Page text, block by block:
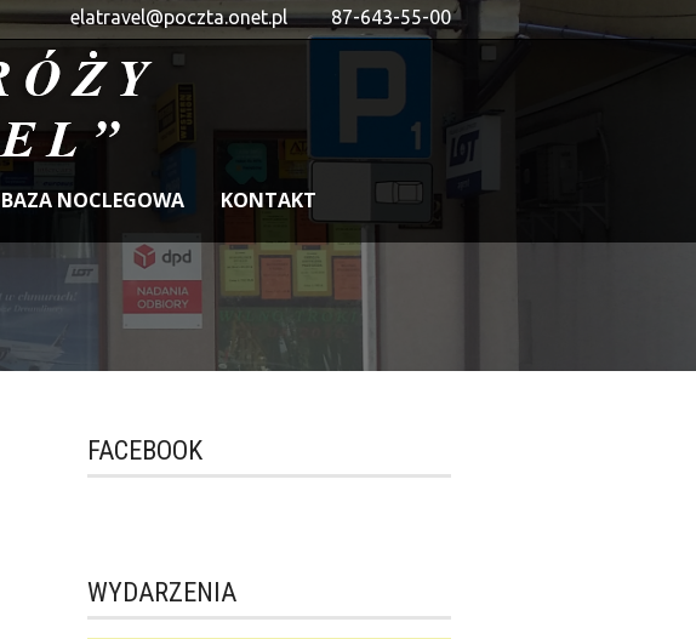
elatravel@poczta.onet.pl 87-643-55-00
BAZA NOCLEGOWA KONTAKT
FACEBOOK
WYDARZENIA